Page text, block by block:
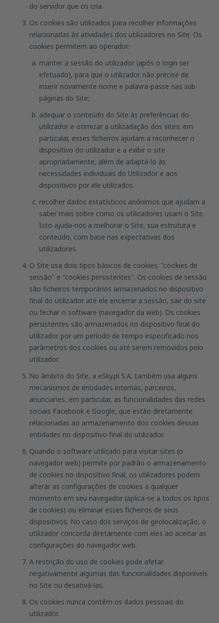
do servidor que os cria.
Os cookies são utilizados para recolher informações
relacionadas às atividades dos utilizadores no Site. Os
cookies permitem ao operador:
manter a sessão do utilizador (após o login ser
efetuado), para que o utilizador não precise de
inserir novamente nome e palavra-passe nas sub-
páginas do Site;
adequar o conteúdo do Site às preferências do
utilizador e otimizar a utilizadação dos sites; em
particular, esses ficheiros ajudam a reconhecer o
dispositivo do utilizador e a exibir o site
apropriadamente, além de adaptá-lo às
necessidades individuais do Utilizador e aos
dispositivos por ele utilizados.
recolher dados estatísticos anónimos que ajudam a
saber mais sobre como os utilizadores usam o Site.
Isto ajuda-nos a melhorar o Site, sua estrutura e
conteúdo, com base nas expectativas dos
utilizadores.
O Site usa dois tipos básicos de cookies: "cookies de
sessão" e "cookies persistentes". Os cookies de sessão
são ficheiros temporários armazenados no dispositivo
final do utilizador até ele encerrar a sessão, sair do site
ou fechar o software (navegador da web). Os cookies
persistentes são armazenados no dispositivo final do
utilizador por um período de tempo especificado nos
parâmetros dos cookies ou até serem removidos pelo
utilizador.
No âmbito do Site, a eSky.pl S.A. também usa alguns
mecanismos de entidades internas, parceiros,
anuncianes, em particular, as funcionalidades das redes
sociais Facebook e Google, que estão diretamente
relacionadas ao armazenamento dos cookies dessas
entidades no dispositivo final do utilizador.
Quando o software utilizado para visitar sites (o
navegador web) permite por padrão o armazenamento
de cookies no dispositivo final, os utilizadores podem
alterar as configurações de cookies a qualquer
momento em seu navegador (aplica-se a todos os tipos
de cookies) ou eliminar esses ficheiros de seus
dispositivos. No caso dos serviços de geolocalização, o
utilizador concorda diretamente com eles ao aceitar as
configurações do navegador web.
A restrição do uso de cookies pode afetar
negativamente algumas das funcionalidades disponíveis
no Site ou desativá-las.
Os cookies nunca contêm os dados pessoais do
utilizador.